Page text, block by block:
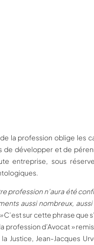
de la profession oblige les
de développer et de
entreprise, sous
profession n’aura été
aussi nombreux,
C’est sur cette phrase que
profession d’Avocat »
Justice, Jean-Jacques